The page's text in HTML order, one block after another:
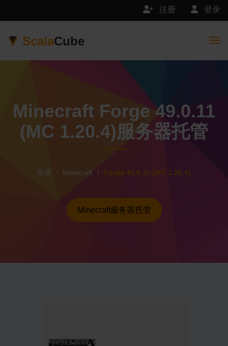
登录
注册
ScalaCube
Minecraft Forge 49.0.11
(MC 1.20.4)服务器托管
应用 Minecraft Forge 49.0.11 (MC 1.20.4)
Minecraft服务器托管